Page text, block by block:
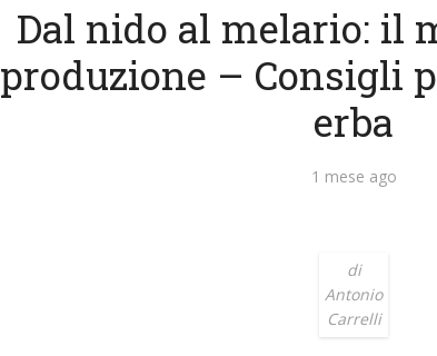
Dal nido al melario: il
produzione – Consigli
erba
1 mese ago
di
Antonio
Carrelli